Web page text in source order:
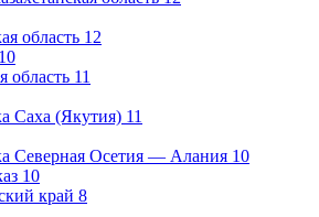
область 12
10
область 11
Саха (Якутия) 11
Северная Осетия — Алания 10
10
край 8